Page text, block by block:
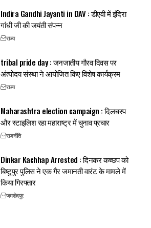
Indira Gandhi Jayanti in DAV : डीएवी में इंदिरा
गांधी जी की जयंती संपन्न
राज्य
tribal pride day : जनजातीय गौरव दिवस पर
अंत्योदय संस्था ने आयोजित किए विशेष कार्यक्रम
राज्य
Maharashtra election campaign : दिलचस्प
और स्टाइलिश रहा महाराष्ट्र में चुनाव प्रचार
राजनीति
Dinkar Kachhap Arrested : दिनकर कच्छप को
बिष्टुपुर पुलिस ने एक गैर जमानती वारंट के मामले में
किया गिरफ्तार
जमशेदपुर